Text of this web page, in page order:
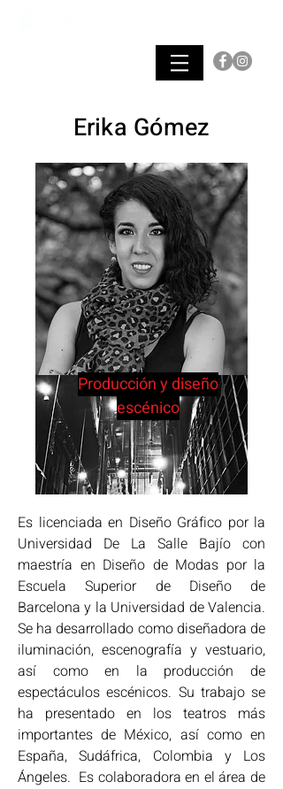
Erika Gómez
Es licenciada en Diseño Gráfico por la
Universidad De La Salle Bajío con
maestría en Diseño de Modas por la
Escuela Superior de Diseño de
Barcelona y la Universidad de Valencia.
Se ha desarrollado como diseñadora de
iluminación, escenografía y vestuario,
así como en la producción de
espectáculos escénicos. Su trabajo se
ha presentado en los teatros más
importantes de México, así como en
España, Sudáfrica, Colombia y Los
Ángeles.  Es colaboradora en el área de
Producción y diseño
escénico